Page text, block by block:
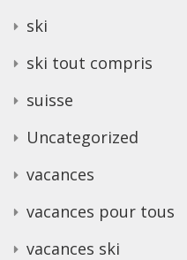
ski
ski tout compris
suisse
Uncategorized
vacances
vacances pour tous
vacances ski